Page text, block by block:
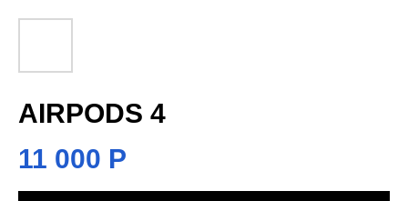
AIRPODS 4
11 000 Р